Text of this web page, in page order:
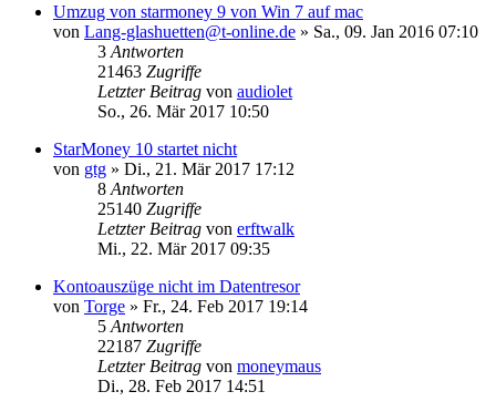
Umzug von starmoney 9 von Win 7 auf mac
von Lang-glashuetten@t-online.de » Sa., 09. Jan 2016 07:10
3 Antworten
21463 Zugriffe
Letzter Beitrag von audiolet
So., 26. Mär 2017 10:50
StarMoney 10 startet nicht
von gtg » Di., 21. Mär 2017 17:12
8 Antworten
25140 Zugriffe
Letzter Beitrag von erftwalk
Mi., 22. Mär 2017 09:35
Kontoauszüge nicht im Datentresor
von Torge » Fr., 24. Feb 2017 19:14
5 Antworten
22187 Zugriffe
Letzter Beitrag von moneymaus
Di., 28. Feb 2017 14:51